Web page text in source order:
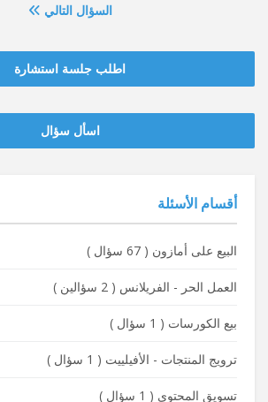
السؤال التالي
اطلب جلسة استشارة
‫‫اسأل سؤال
أقسام الأسئلة
البيع على أمازون ( 67 سؤال )
العمل الحر - الفريلانس ( 2 سؤالين )
بيع الكورسات ( 1 سؤال )
ترويج المنتجات - الأفيلييت ( 1 سؤال )
تسويق المحتوى ( 1 سؤال )